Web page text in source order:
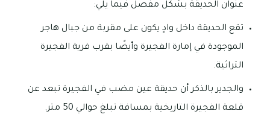
عنوان الحديقة بشكل مفصل فيما يلي:
تقع الحديقة داخل وادٍ يكون على مقربة من جبال هاجر
الموجودة في إمارة الفجيرة وأيضًا بقرب قرية الفجيرة
التراثية.
والجدير بالذكر أن حديقة عين مضب في الفجيرة تبعد عن
قلعة الفجيرة التاريخية بمسافة تبلغ حوالي 50 متر.